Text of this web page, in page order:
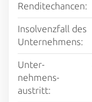
Rendite­chancen:
Insolvenz­fall des
Unter­nehmens:
Unter­
nehmens­
austritt: